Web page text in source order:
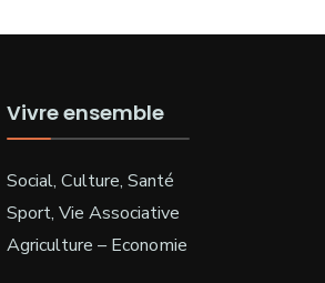
Vivre ensemble
Social, Culture, Santé
Sport, Vie Associative
Agriculture – Economie